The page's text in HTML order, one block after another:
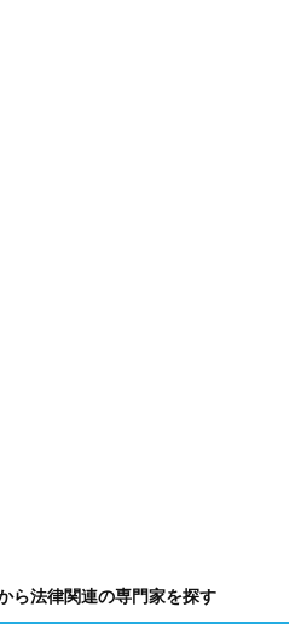
ら法律関連の専門家を探す